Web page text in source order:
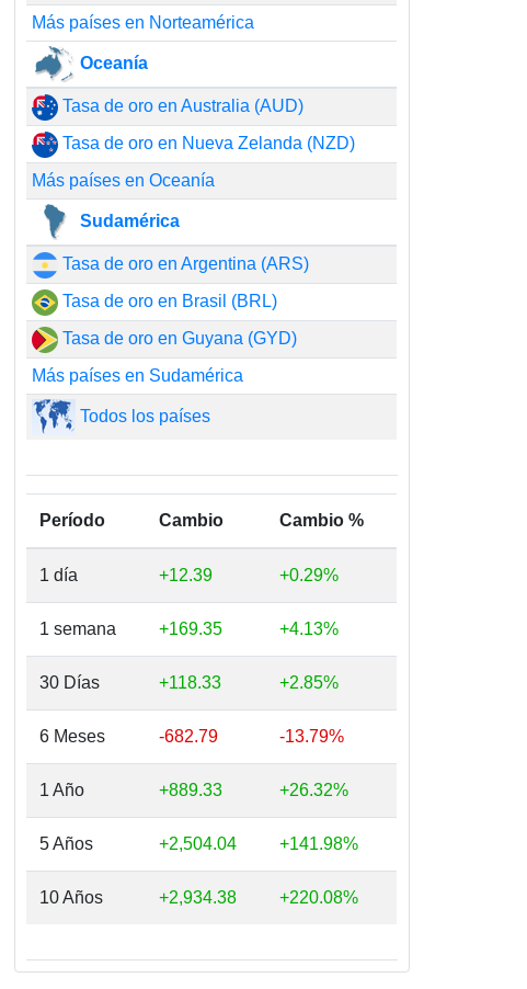
Más países en Norteamérica
Oceanía
Tasa de oro en Australia (AUD)
Tasa de oro en Nueva Zelanda (NZD)
Más países en Oceanía
Sudamérica
Tasa de oro en Argentina (ARS)
Tasa de oro en Brasil (BRL)
Tasa de oro en Guyana (GYD)
Más países en Sudamérica
Todos los países
Período Cambio Cambio %
1 día +12.39 +0.29%
1 semana +169.35 +4.13%
30 Días +118.33 +2.85%
6 Meses -682.79 -13.79%
1 Año +889.33 +26.32%
5 Años +2,504.04 +141.98%
10 Años +2,934.38 +220.08%